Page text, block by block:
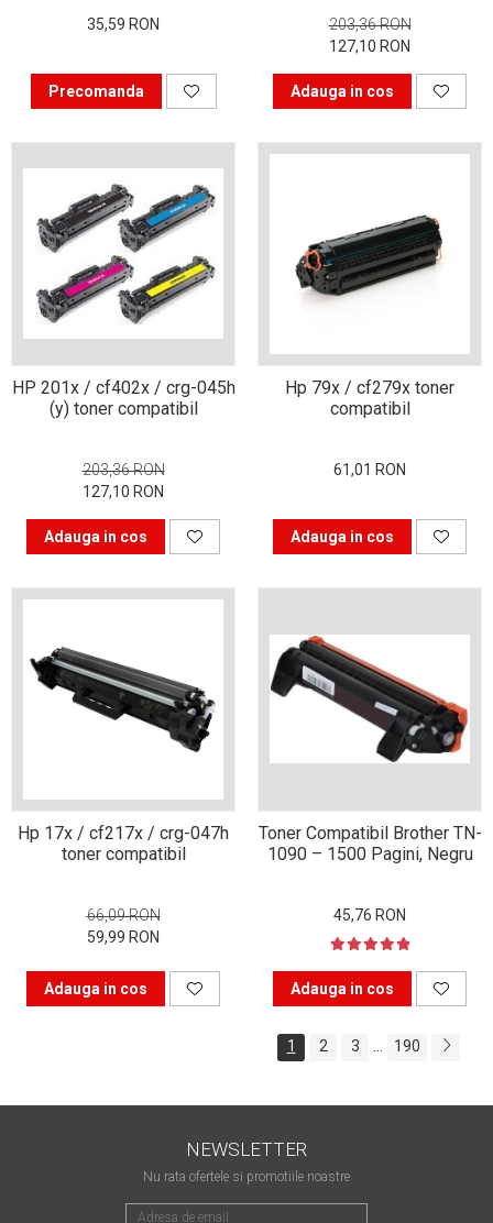
Bucură-te mai mult timp de
folosești corect.
În căutarea cartușului
Istoria imprimantei
35,59 RON
Precomanda
203,36 RON
127,10 RON
Adauga in cos
HP 201x / cf402x / crg-045h
(y) toner compatibil
203,36 RON
127,10 RON
Adauga in cos
Hp 79x / cf279x toner
compatibil
61,01 RON
Adauga in cos
Hp 17x / cf217x / crg-047h
toner compatibil
66,09 RON
59,99 RON
Adauga in cos
Toner Compatibil Brother TN-
1090 – 1500 Pagini, Negru
45,76 RON
Adauga in cos
1 2 3 190
NEWSLETTER
Nu rata ofertele si promotiile noastre